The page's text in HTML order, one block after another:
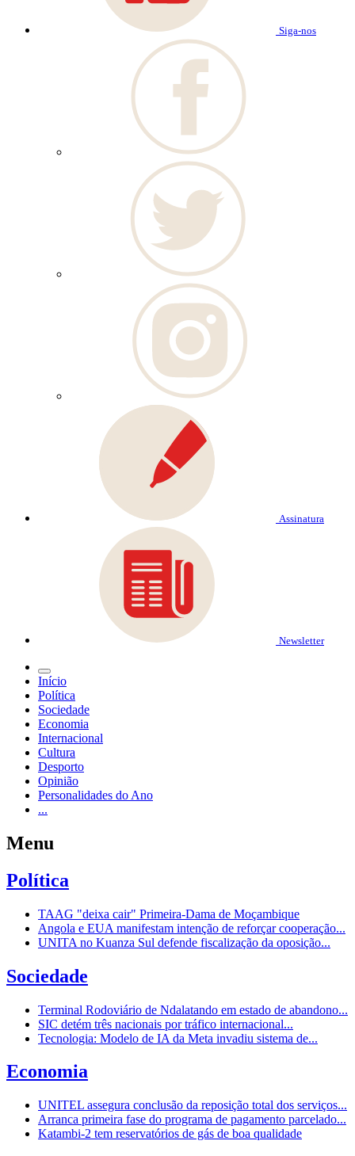
Siga-nos
Assinatura
Newsletter
Início
Política
Sociedade
Economia
Internacional
Cultura
Desporto
Opinião
Personalidades do Ano
...
Menu
Política
TAAG "deixa cair" Primeira-Dama de Moçambique
Angola e EUA manifestam intenção de reforçar cooperação...
UNITA no Kuanza Sul defende fiscalização da oposição...
Sociedade
Terminal Rodoviário de Ndalatando em estado de abandono...
SIC detém três nacionais por tráfico internacional...
Tecnologia: Modelo de IA da Meta invadiu sistema de...
Economia
UNITEL assegura conclusão da reposição total dos serviços...
Arranca primeira fase do programa de pagamento parcelado...
Katambi-2 tem reservatórios de gás de boa qualidade